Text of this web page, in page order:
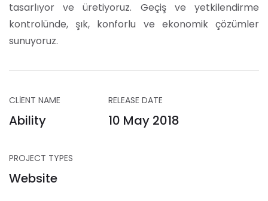
tasarlıyor ve üretiyoruz. Geçiş ve yetkilendirme
kontrolünde, şık, konforlu ve ekonomik çözümler
sunuyoruz.
CLIENT NAME
Ability
RELEASE DATE
10 May 2018
PROJECT TYPES
Website